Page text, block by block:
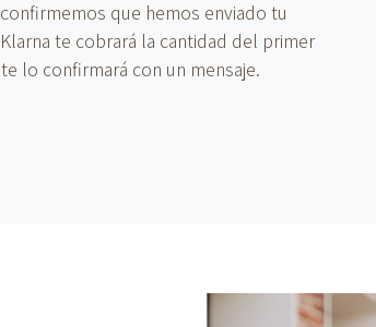
que hemos enviado tu
te cobrará la cantidad del primer
lo confirmará con un mensaje.